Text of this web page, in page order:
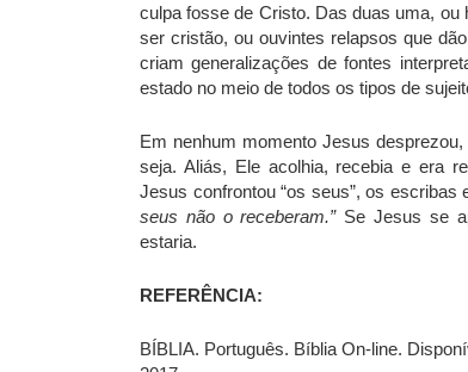
culpa fosse de Cristo. Das duas uma, ou
ser cristão, ou ouvintes relapsos que
criam generalizações de fontes
estado no meio de todos os tipos de
Em nenhum momento Jesus
seja. Aliás, Ele acolhia, recebia e era
Jesus confrontou “os seus”, os
seus não o receberam.”Se Jesus se
estaria.
REFERÊNCIA:
BÍBLIA. Português. Bíblia On-line.